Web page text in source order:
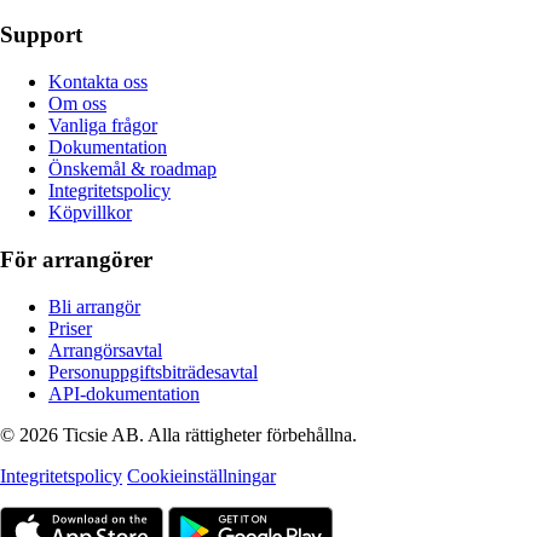
Support
Kontakta oss
Om oss
Vanliga frågor
Dokumentation
Önskemål & roadmap
Integritetspolicy
Köpvillkor
För arrangörer
Bli arrangör
Priser
Arrangörsavtal
Personuppgiftsbiträdesavtal
API-dokumentation
© 2026 Ticsie AB. Alla rättigheter förbehållna.
Integritetspolicy Cookieinställningar